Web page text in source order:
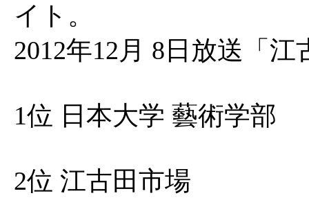
イト。
2012年12月 8日放送「
1位 日本大学 藝術学部
2位 江古田市場